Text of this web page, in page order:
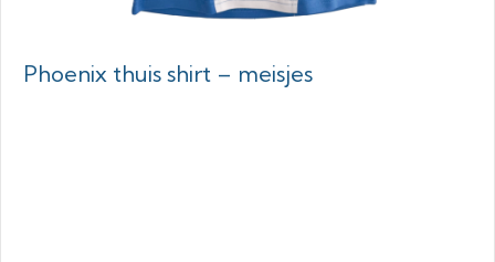
Phoenix thuis shirt – meisjes